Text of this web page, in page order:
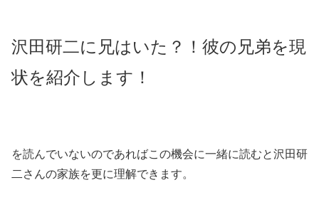
沢田研二に兄はいた？！彼の兄弟を現
状を紹介します！
を読んでいないのであればこの機会に一緒に読むと沢田研
二さんの家族を更に理解できます。